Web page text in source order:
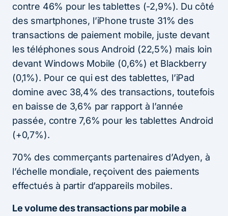
contre 46% pour les tablettes (-2,9%). Du côté
des smartphones, l’iPhone truste 31% des
transactions de paiement mobile, juste devant
les téléphones sous Android (22,5%) mais loin
devant Windows Mobile (0,6%) et Blackberry
(0,1%). Pour ce qui est des tablettes, l’iPad
domine avec 38,4% des transactions, toutefois
en baisse de 3,6% par rapport à l’année
passée, contre 7,6% pour les tablettes Android
(+0,7%).
70% des commerçants partenaires d’Adyen, à
l’échelle mondiale, reçoivent des paiements
effectués à partir d’appareils mobiles.
Le volume des transactions par mobile a